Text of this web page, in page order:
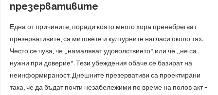
презервативите
Една от причините, поради която много хора пренебрегват
презервативите, са митовете и културните нагласи около тях.
Често се чува, че „намаляват удоволствието“ или че „не са
нужни при доверие“. Тези убеждения обаче се базират на
неинформираност. Днешните презервативи са проектирани
така, че да бъдат почти незабележими по време на полов акт –